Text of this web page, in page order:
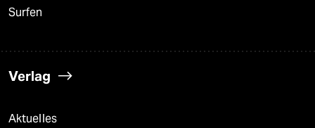
Surfen
Verlag
Aktuelles